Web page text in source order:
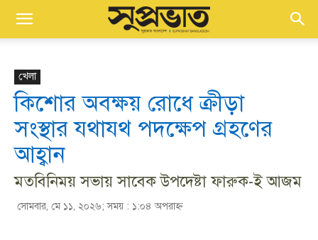
খেলা
কিশোর অবক্ষয় রোধে ক্রীড়া
সংস্থার যথাযথ পদক্ষেপ গ্রহণের
আহ্বান
মতবিনিময় সভায় সাবেক উপদেষ্টা ফারুক-ই আজম
সোমবার, মে ১১, ২০২৬; সময় : ১:০৪ অপরাহ্ণ